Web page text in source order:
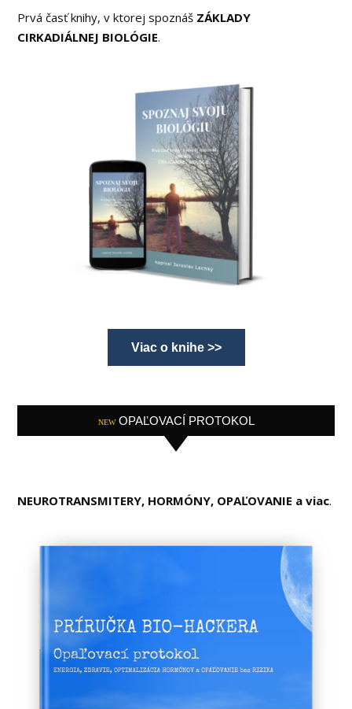
Prvá časť knihy, v ktorej spoznáš ZÁKLADY
CIRKADIÁLNEJ BIOLÓGIE.
Viac o knihe >>
NEW OPAĽOVACÍ PROTOKOL
NEUROTRANSMITERY, HORMÓNY, OPAĽOVANIE a viac.